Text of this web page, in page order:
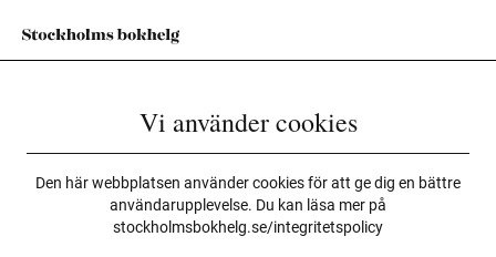
Login för Arrangörer/förlag
Logga in för att registrera dina förlagsuppgifter. Vid problem,
vänligen kontaktainfo@stockholmsbokhelg.se.
Vi använder cookies
Den här webbplatsen använder cookies för att ge dig en bättre
användarupplevelse. Du kan läsa mer på
stockholmsbokhelg.se/integritetspolicy